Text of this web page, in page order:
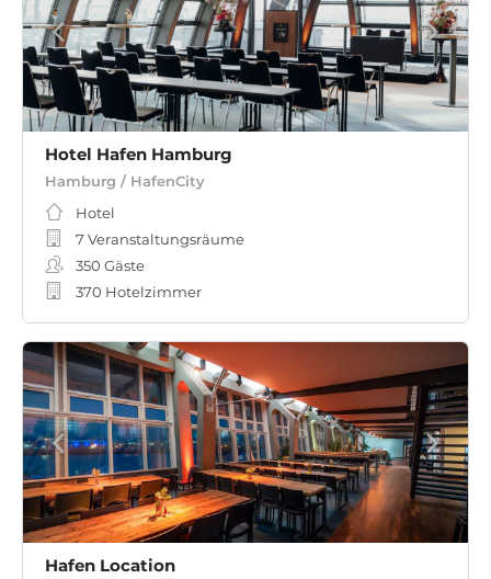
Hotel Hafen Hamburg
Hamburg / HafenCity
Hotel
7 Veranstaltungsräume
350 Gäste
370 Hotelzimmer
Hafen Location